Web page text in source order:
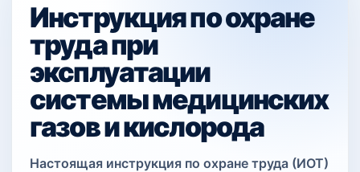
Инструкция по охране
труда при
эксплуатации
системы медицинских
газов и кислорода
Настоящая инструкция по охране труда (ИОТ)